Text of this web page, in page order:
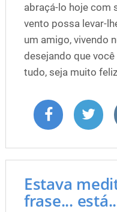
abraçá-lo hoje com
vento possa levar-
um amigo, vivendo
desejando que
tudo, seja muito
Estava
frase...